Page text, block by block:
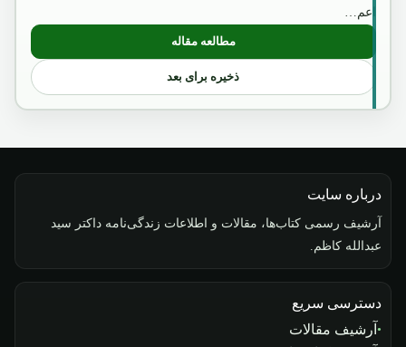
اعم…
مطالعه مقاله: امیر عبدالرحمن خان
ذخیره برای بعد
درباره سایت
آرشیف رسمی کتاب‌ها، مقالات و اطلاعات زندگی‌نامه داکتر سید
عبدالله کاظم.
دسترسی سریع
آرشیف مقالات